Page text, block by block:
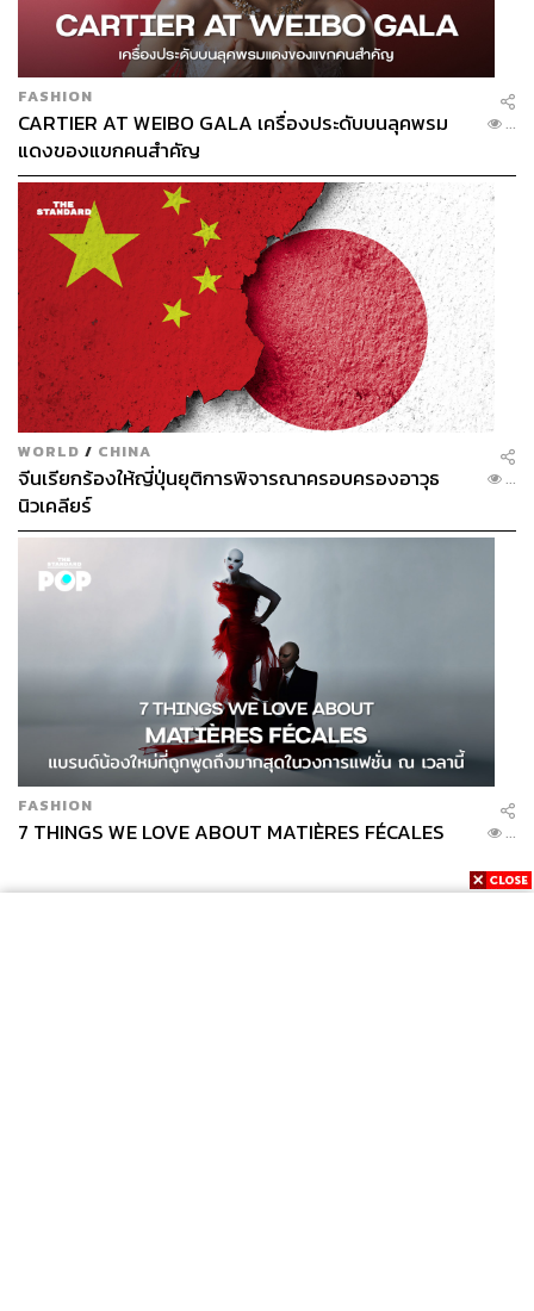
FASHION
CARTIER AT WEIBO GALA เครื่องประดับบนลุคพรม
แดงของแขกคนสำคัญ
...
WORLD / CHINA
จีนเรียกร้องให้ญี่ปุ่นยุติการพิจารณาครอบครองอาวุธ
นิวเคลียร์
...
FASHION
7 THINGS WE LOVE ABOUT MATIÈRES FÉCALES ...